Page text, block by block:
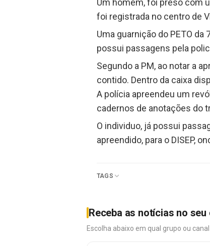
Um homem, foi preso com
foi registrada no centro de
Uma guarnição do PETO
possui passagens pela
Segundo a PM, ao notar a
contido. Dentro da caixa
A polícia apreendeu um
cadernos de anotações do
O individuo, já possui
apreendido, para o DISEP,
TAGS
Receba as notícias no seu
Escolha abaixo em qual grupo ou